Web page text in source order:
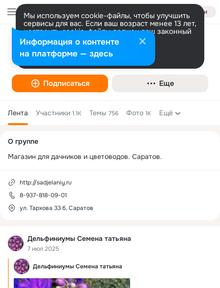
Войти
Мы используем cookie-файлы, чтобы улучшить
сервисы для вас. Если ваш возраст менее 13 лет,
настроить cookie-файлы должен ваш законный
представитель. Больше информации
Разрешить все Настроить
Сад желаний
Подписаться Еще
Лента Участники 1.1K Темы 756 Фото 1K Ещё
Дельфиниумы Семена татьяна
7 июл 2025
Дельфиниумы Семена татьяна
колонка
О группе
Магазин для дачников и цветоводов. Саратов.
http://sadjelaniy.ru
8-937-818-09-01
ул. Тархова 33 б, Саратов
Информация о контенте
на платформе — здесь